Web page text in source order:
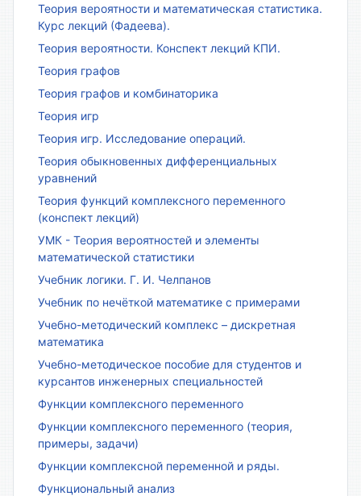
Теория вероятности и математическая статистика.
Курс лекций (Фадеева).
Теория вероятности. Конспект лекций КПИ.
Теория графов
Теория графов и комбинаторика
Теория игр
Теория игр. Исследование операций.
Теория обыкновенных дифференциальных
уравнений
Теория функций комплексного переменного
(конспект лекций)
УМК - Теория вероятностей и элементы
математической статистики
Учебник логики. Г. И. Челпанов
Учебник по нечёткой математике с примерами
Учебно-методический комплекс – дискретная
математика
Учебно-методическое пособие для студентов и
курсантов инженерных специальностей
Функции комплексного переменного
Функции комплексного переменного (теория,
примеры, задачи)
Функции комплексной переменной и ряды.
Функциональный анализ